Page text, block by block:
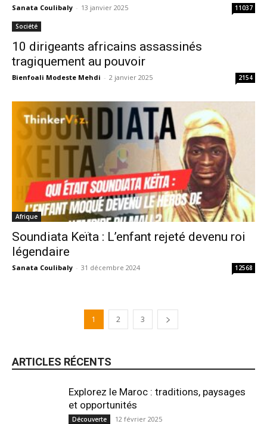
Sanata Coulibaly - 13 janvier 2025 11037
Société
10 dirigeants africains assassinés
tragiquement au pouvoir
Bienfoali Modeste Mehdi - 2 janvier 2025 2154
Afrique
Soundiata Keïta : L’enfant rejeté devenu roi
légendaire
Sanata Coulibaly - 31 décembre 2024 12568
1 2 3
ARTICLES RÉCENTS
Explorez le Maroc : traditions, paysages
et opportunités
Découverte 12 février 2025